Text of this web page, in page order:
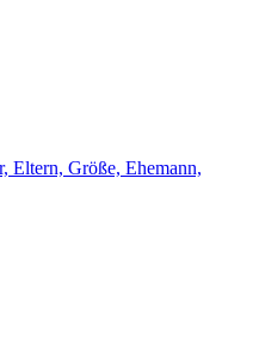
Eltern, Größe, Ehemann,